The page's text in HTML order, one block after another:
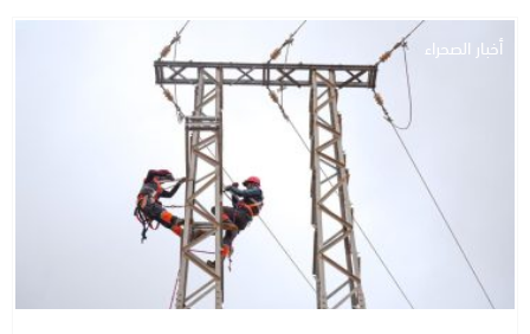
أخبار الصحراء